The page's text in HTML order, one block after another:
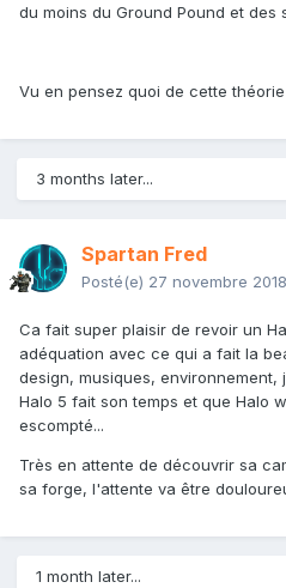
du moins du Ground Pound et des
Vu en pensez quoi de cette théorie
3 months later...
Spartan Fred
Posté(e) 27 novembre 2018
Ca fait super plaisir de revoir un
adéquation avec ce qui a fait la
design, musiques,
Halo 5 fait son temps et que Halo
escompté...
Très en attente de découvrir sa
sa forge, l'attente va être
1 month later...